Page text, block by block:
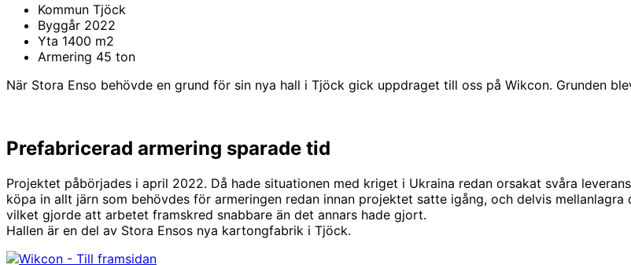
Kommun Tjöck
Byggår 2022
Yta 1400 m2
Armering 45 ton
När Stora Enso behövde en grund för sin nya hall i Tjöck gick uppdraget till oss på Wikcon. Grunden
Prefabricerad armering sparade tid
Projektet påbörjades i april 2022. Då hade situationen med kriget i Ukraina redan orsakat svåra
köpa in allt järn som behövdes för armeringen redan innan projektet satte igång, och delvis
vilket gjorde att arbetet framskred snabbare än det annars hade gjort.
Hallen är en del av Stora Ensos nya kartongfabrik i Tjöck.